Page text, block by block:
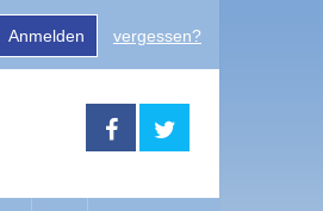
Anmelden vergessen?